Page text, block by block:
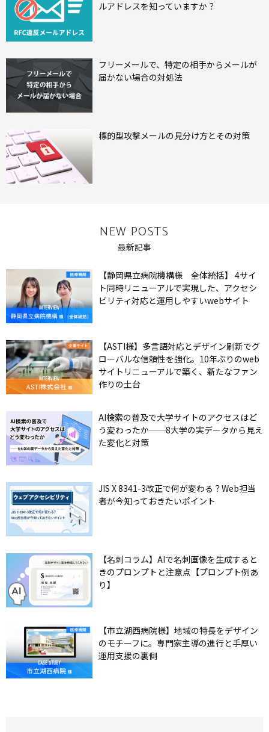
ルアドレスを知っていますか？
フリーメールで、特定の相手からメールが
届かない場合の対処法
標的型攻撃メールの見分け方とその対策
NEW POSTS
最新記事
【静岡県立病院機構様 全体統括】 4サイ
ト同時リニューアルで実現した、アクセシ
ビリティ対応と運用しやすいwebサイト
【ASTI様】多言語対応とデザイン刷新でグ
ローバルな信頼性を強化。10年ぶりのweb
サイトリニューアルで築く、新たなファン
作りの土台
AI検索の普及で大学サイトのアクセスはど
う変わったか──8大学の実データから見え
た変化と対策
JIS X 8341-3改正で何が変わる？Web担当
者が今知っておきたいポイント
【名刺コラム】AIで名刺画像を生成すると
きのプロンプトと注意点【プロンプト例あ
り】
【市立湖西病院様】地域の特長をデザイン
のモチーフに。専門家主導の進行と手厚い
運用支援の裏側